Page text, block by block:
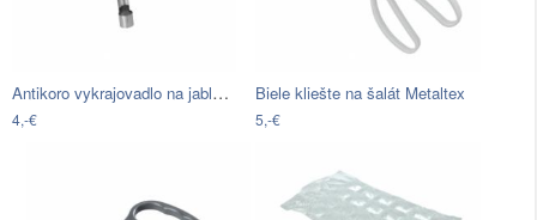
Antikoro vykrajovadlo na jablká…
4,-€
Biele kliešte na šalát Metaltex
5,-€